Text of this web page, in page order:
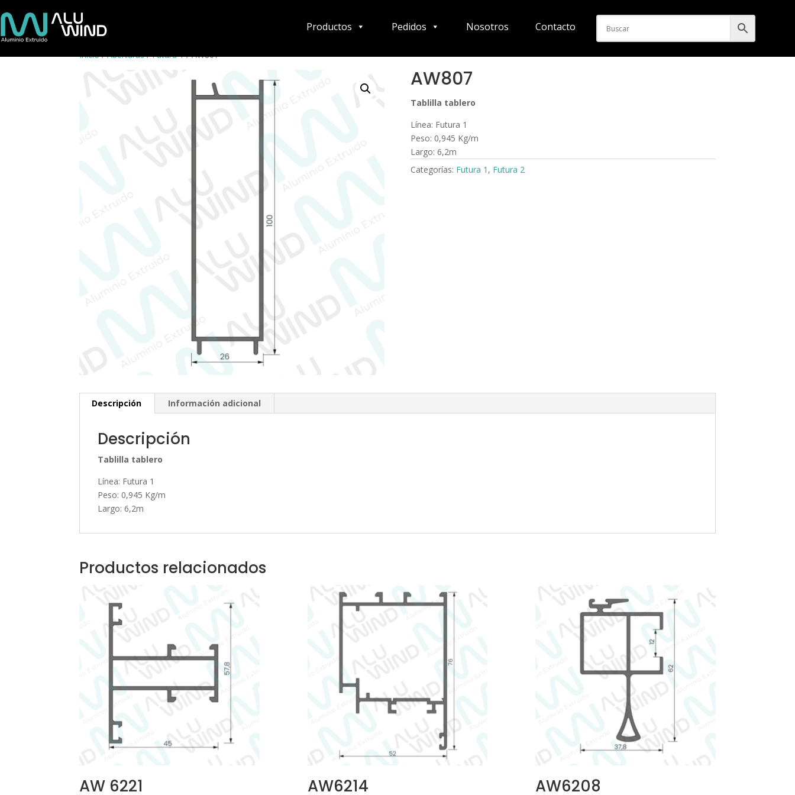
Productos Pedidos Nosotros Contacto
Inicio/Aberturas/Futura 1/ AW807
AW807
Tablilla tablero
Línea: Futura 1
Peso: 0,945 Kg/m
Largo: 6,2m
Categorías: Futura 1 , Futura 2
Descripción Información adicional
Descripción
Tablilla tablero
Línea: Futura 1
Peso: 0,945 Kg/m
Largo: 6,2m
Productos relacionados
AW 6221 AW6214 AW6208